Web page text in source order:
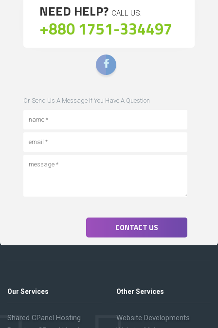
NEED HELP? CALL US:
+880 1751-334497
Or Send Us A Message If You Have A Question
CONTACT US
Our Services
Shared CPanel Hosting
Other Services
Website Developments